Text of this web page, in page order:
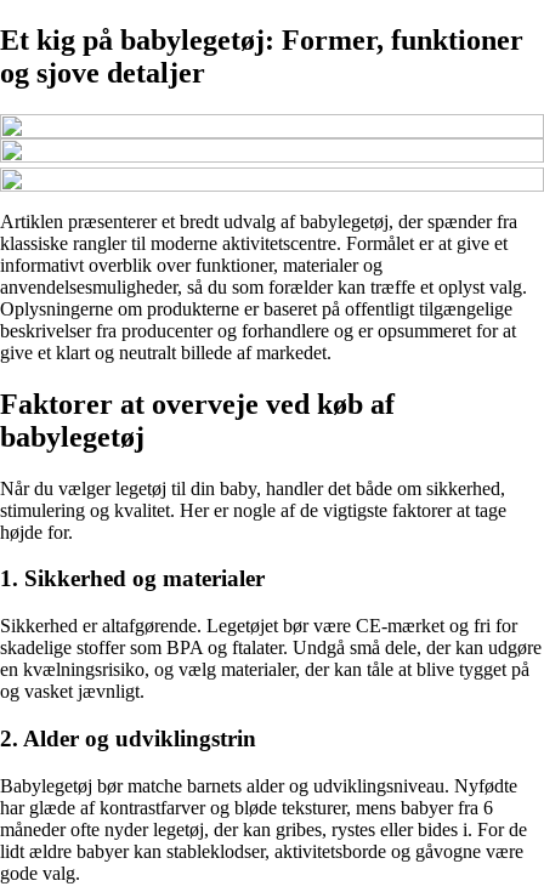
Et kig på babylegetøj: Former, funktioner
og sjove detaljer
Artiklen præsenterer et bredt udvalg af babylegetøj, der spænder fra
klassiske rangler til moderne aktivitetscentre. Formålet er at give et
informativt overblik over funktioner, materialer og
anvendelsesmuligheder, så du som forælder kan træffe et oplyst valg.
Oplysningerne om produkterne er baseret på offentligt tilgængelige
beskrivelser fra producenter og forhandlere og er opsummeret for at
give et klart og neutralt billede af markedet.
Faktorer at overveje ved køb af
babylegetøj
Når du vælger legetøj til din baby, handler det både om sikkerhed,
stimulering og kvalitet. Her er nogle af de vigtigste faktorer at tage
højde for.
1. Sikkerhed og materialer
Sikkerhed er altafgørende. Legetøjet bør være CE-mærket og fri for
skadelige stoffer som BPA og ftalater. Undgå små dele, der kan udgøre
en kvælningsrisiko, og vælg materialer, der kan tåle at blive tygget på
og vasket jævnligt.
2. Alder og udviklingstrin
Babylegetøj bør matche barnets alder og udviklingsniveau. Nyfødte
har glæde af kontrastfarver og bløde teksturer, mens babyer fra 6
måneder ofte nyder legetøj, der kan gribes, rystes eller bides i. For de
lidt ældre babyer kan stableklodser, aktivitetsborde og gåvogne være
gode valg.